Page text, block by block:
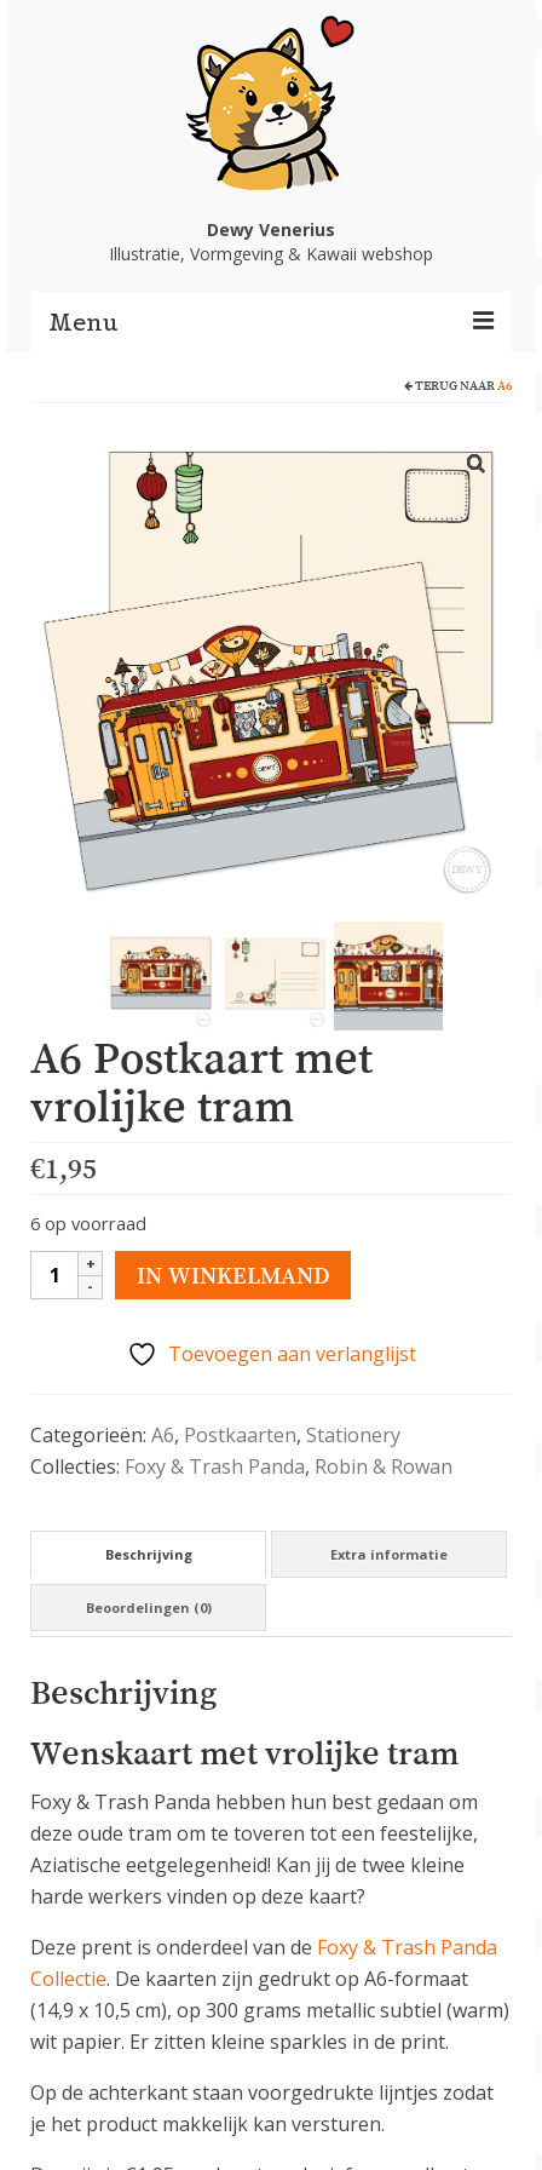
Dewy Venerius
Illustratie, Vormgeving & Kawaii webshop
Menu
Portfolio
Webshop
Over Dewy
TERUG NAAR A6
A6 Postkaart met
vrolijke tram
€1,95
6 op voorraad
A6
Postkaart
aantal
IN WINKELMAND
Toevoegen aan verlanglijst
Categorieën: A6, Postkaarten, Stationery
Collecties: Foxy & Trash Panda, Robin & Rowan
Beschrijving Extra informatie
Beoordelingen (0)
Beschrijving
Wenskaart met vrolijke tram
Foxy & Trash Panda hebben hun best gedaan om
deze oude tram om te toveren tot een feestelijke,
Aziatische eetgelegenheid! Kan jij de twee kleine
harde werkers vinden op deze kaart?
Deze prent is onderdeel van de Foxy & Trash Panda
Collectie. De kaarten zijn gedrukt op A6-formaat
(14,9 x 10,5 cm), op 300 grams metallic subtiel (warm)
wit papier. Er zitten kleine sparkles in de print.
Op de achterkant staan voorgedrukte lijntjes zodat
je het product makkelijk kan versturen.